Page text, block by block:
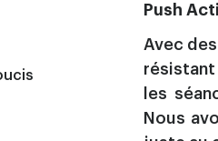
Push
Avec
les
Nous